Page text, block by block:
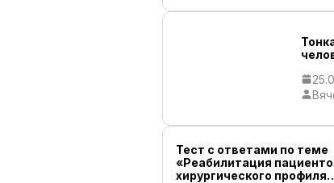
Тест с ответами по теме
«Реабилитация
хирургического